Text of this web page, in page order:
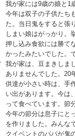
我が家には9歳の娘と1
今年は双子の子供たち
た。当日鬼をすると張
しまい娘はがっかり。
押し込み食欲には勝て
かったみたいでした。
我が家は、豆まきしま
ありませんでした。20
供達が小さい時は、手
い出があります。今は
って食べています。節
今年の節分は息子にと
を作りました。みんな
クイベントのパパが鬼